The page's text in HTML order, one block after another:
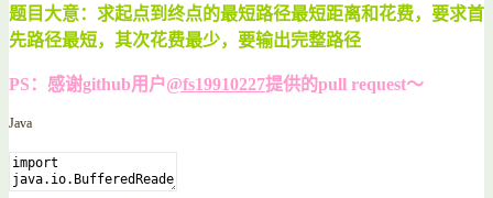
题目大意：求起点到终点的最短路径最短距离和花费，要求首
先路径最短，其次花费最少，要输出完整路径
PS：感谢github用户@fs19910227提供的pull request～
Java